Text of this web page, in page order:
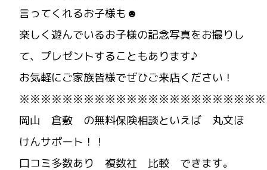
言ってくれるお子様も☻
楽しく遊んでいるお子様の記念写真をお撮りし
て、プレゼントすることもあります♪
お気軽にご家族皆様でぜひご来店ください！
岡山 倉敷 の無料保険相談といえば 丸文ほ
けんサポート！！
口コミ多数あり 複数社 比較 できます。